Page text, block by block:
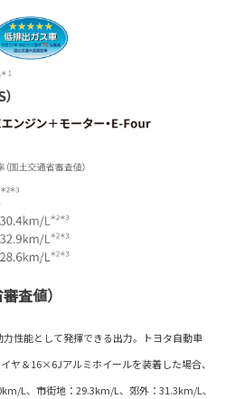
査値）
性能として発揮できる出力。トヨタ自動車
ヤ＆16×6Jアルミホイールを装着した場合、
L、市街地：29.3km/L、郊外：31.3km/L、